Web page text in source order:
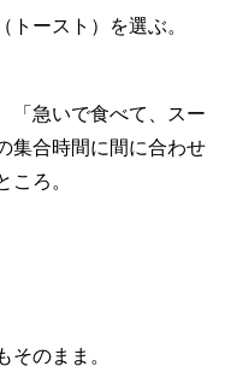
トースト）を選ぶ。
「急いで食べて、スー
集合時間に間に合わせ
ろ。
そのまま。